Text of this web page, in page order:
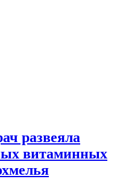
развеяла
витаминных